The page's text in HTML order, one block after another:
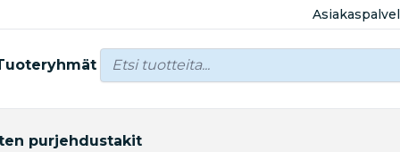
purjehdustakit